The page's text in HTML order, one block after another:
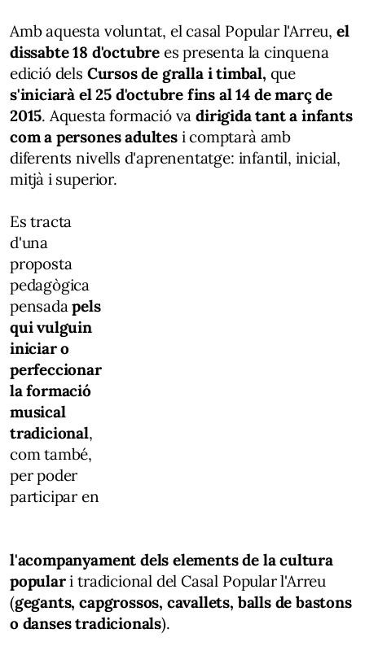
Amb aquesta voluntat, el casal Popular l'Arreu, el
dissabte 18 d'octubre es presenta la cinquena
edició dels Cursos de gralla i timbal, que
s'iniciarà el 25 d'octubre fins al 14 de març de
2015. Aquesta formació va dirigida tant a infants
com a persones adultesi comptarà amb
diferents nivells d'aprenentatge: infantil, inicial,
mitjà i superior.
Es tracta
d'una
proposta
pedagògica
pensadapels
qui vulguin
iniciar o
perfeccionar
la formació
musical
tradicional,
com també,
per poder
participar en
l'acompanyament dels elements de la cultura
populari tradicional del Casal Popular l'Arreu
(gegants, capgrossos, cavallets, balls de bastons
o danses tradicionals).